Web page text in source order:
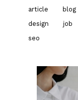
article blog
design
job
seo